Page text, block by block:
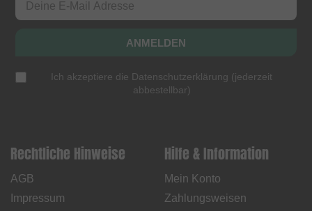
ANMELDEN
Ich akzeptiere die Datenschutzerklärung (jederzeit
abbestellbar)
Rechtliche Hinweise
AGB
Impressum
Hilfe & Information
Mein Konto
Zahlungsweisen